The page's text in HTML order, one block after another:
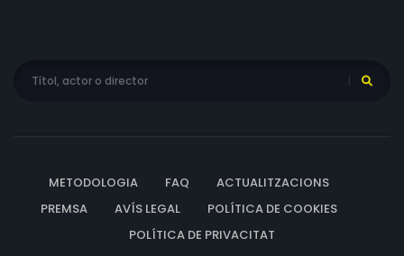
METODOLOGIA FAQ
ACTUALITZACIONS
PREMSA
AVÍS LEGAL
POLÍTICA DE COOKIES
POLÍTICA DE PRIVACITAT